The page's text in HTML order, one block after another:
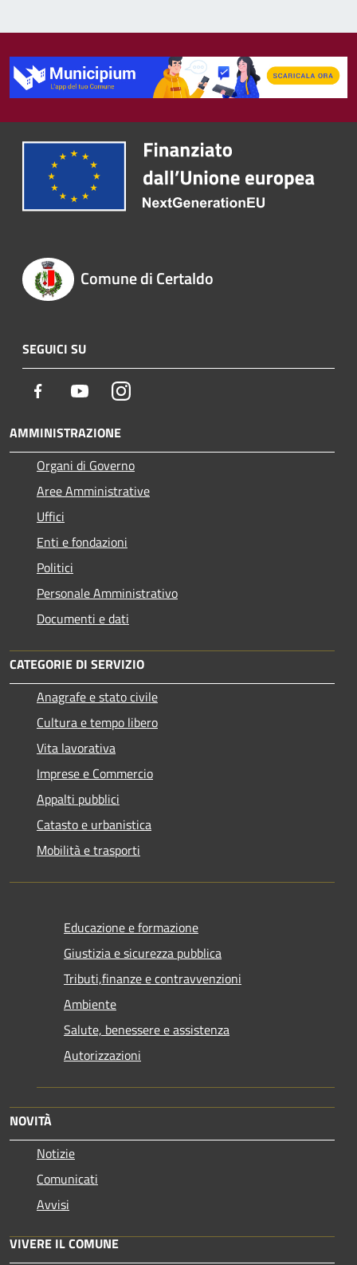
Comune di Certaldo
SEGUICI SU
Facebook YoutubeInstagram
AMMINISTRAZIONE
Organi di Governo
Aree Amministrative
Uffici
Enti e fondazioni
Politici
Personale Amministrativo
Documenti e dati
CATEGORIE DI SERVIZIO
Anagrafe e stato civile
Cultura e tempo libero
Vita lavorativa
Imprese e Commercio
Appalti pubblici
Catasto e urbanistica
Mobilità e trasporti
Educazione e formazione
Giustizia e sicurezza pubblica
Tributi,finanze e contravvenzioni
Ambiente
Salute, benessere e assistenza
Autorizzazioni
NOVITÀ
Notizie
Comunicati
Avvisi
VIVERE IL COMUNE